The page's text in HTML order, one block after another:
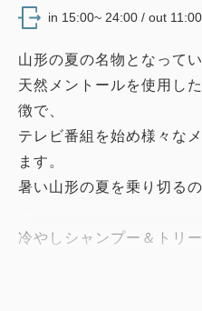
in 15:00~ 24:00 / out
山形の夏の名物となって
天然メントールを使用し
徴で、
テレビ番組を始め様々な
ます。
暑い山形の夏を乗り切る
冷やしシャンプー＆トリ
爽快な山形のご当地シャ